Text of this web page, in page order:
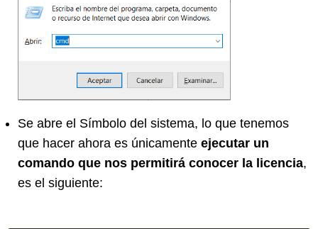
Se abre el Símbolo del sistema, lo que tenemos
que hacer ahora es únicamente ejecutar un
comando que nos permitirá conocer la licencia,
es el siguiente: